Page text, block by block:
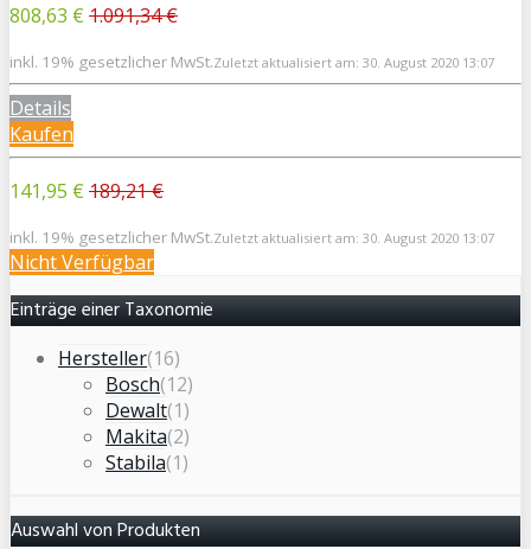
808,63 € 1.091,34 €
inkl. 19% gesetzlicher MwSt.Zuletzt aktualisiert am: 30. August 2020 13:07
Details
Kaufen
141,95 € 189,21 €
inkl. 19% gesetzlicher MwSt.Zuletzt aktualisiert am: 30. August 2020 13:07
Nicht Verfügbar
Einträge einer Taxonomie
Hersteller(16)
Bosch(12)
Dewalt(1)
Makita(2)
Stabila(1)
Auswahl von Produkten